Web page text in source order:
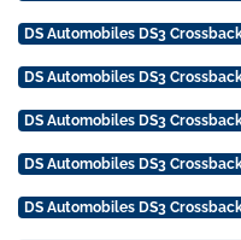
DS Automobiles DS3
DS Automobiles DS3
DS Automobiles DS3
DS Automobiles DS3
DS Automobiles DS3